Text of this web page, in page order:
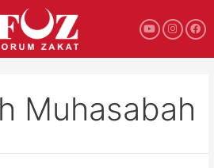
Muhasabah